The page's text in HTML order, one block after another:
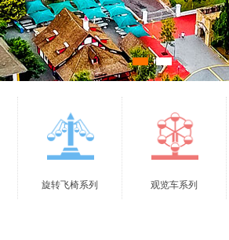
旋转飞椅系列 观览车系列